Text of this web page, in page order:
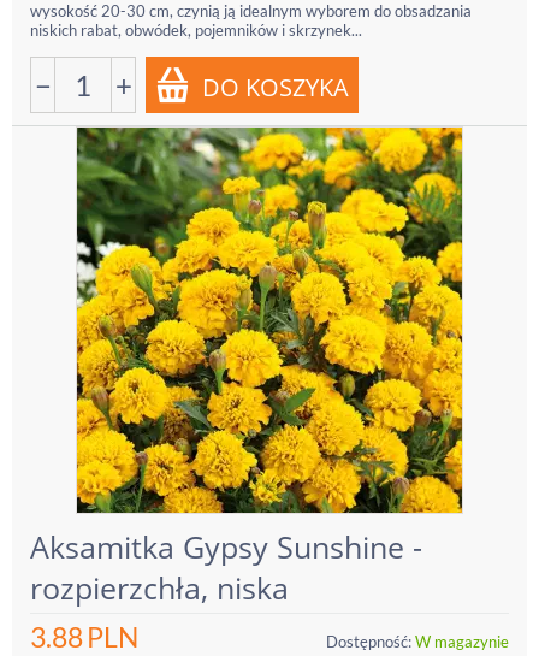
wysokość 20-30 cm, czynią ją idealnym wyborem do obsadzania
niskich rabat, obwódek, pojemników i skrzynek...
− +
Aksamitka Gypsy Sunshine -
rozpierzchła, niska
3.88PLN Dostępność:W magazynie